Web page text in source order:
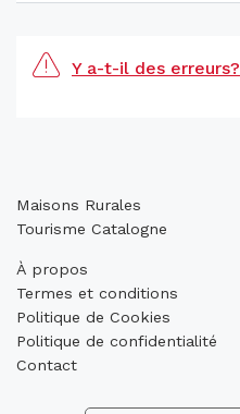
Y a-t-il des erreurs?
Maisons Rurales
Tourisme Catalogne
À propos
Termes et conditions
Politique de Cookies
Politique de confidentialité
Contact